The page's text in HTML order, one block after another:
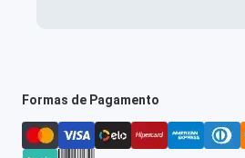
Formas de Pagamento